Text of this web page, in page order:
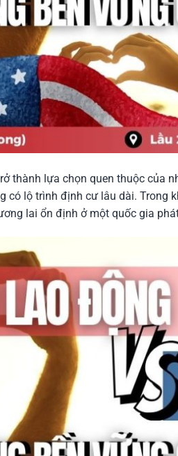
thành lựa chọn quen thuộc của
có lộ trình định cư lâu dài. Trong
lai ổn định ở một quốc gia